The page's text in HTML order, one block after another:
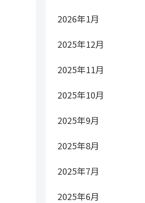
2026年1月
2025年12月
2025年11月
2025年10月
2025年9月
2025年8月
2025年7月
2025年6月